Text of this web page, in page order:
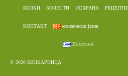
БИЛКИ БОЛЕСТИ ИСХРАНА РЕЦЕПТИ
КОНТАКТ македонски јазик
Ελληνικά
© 2026 БИЛКАРНИЦА